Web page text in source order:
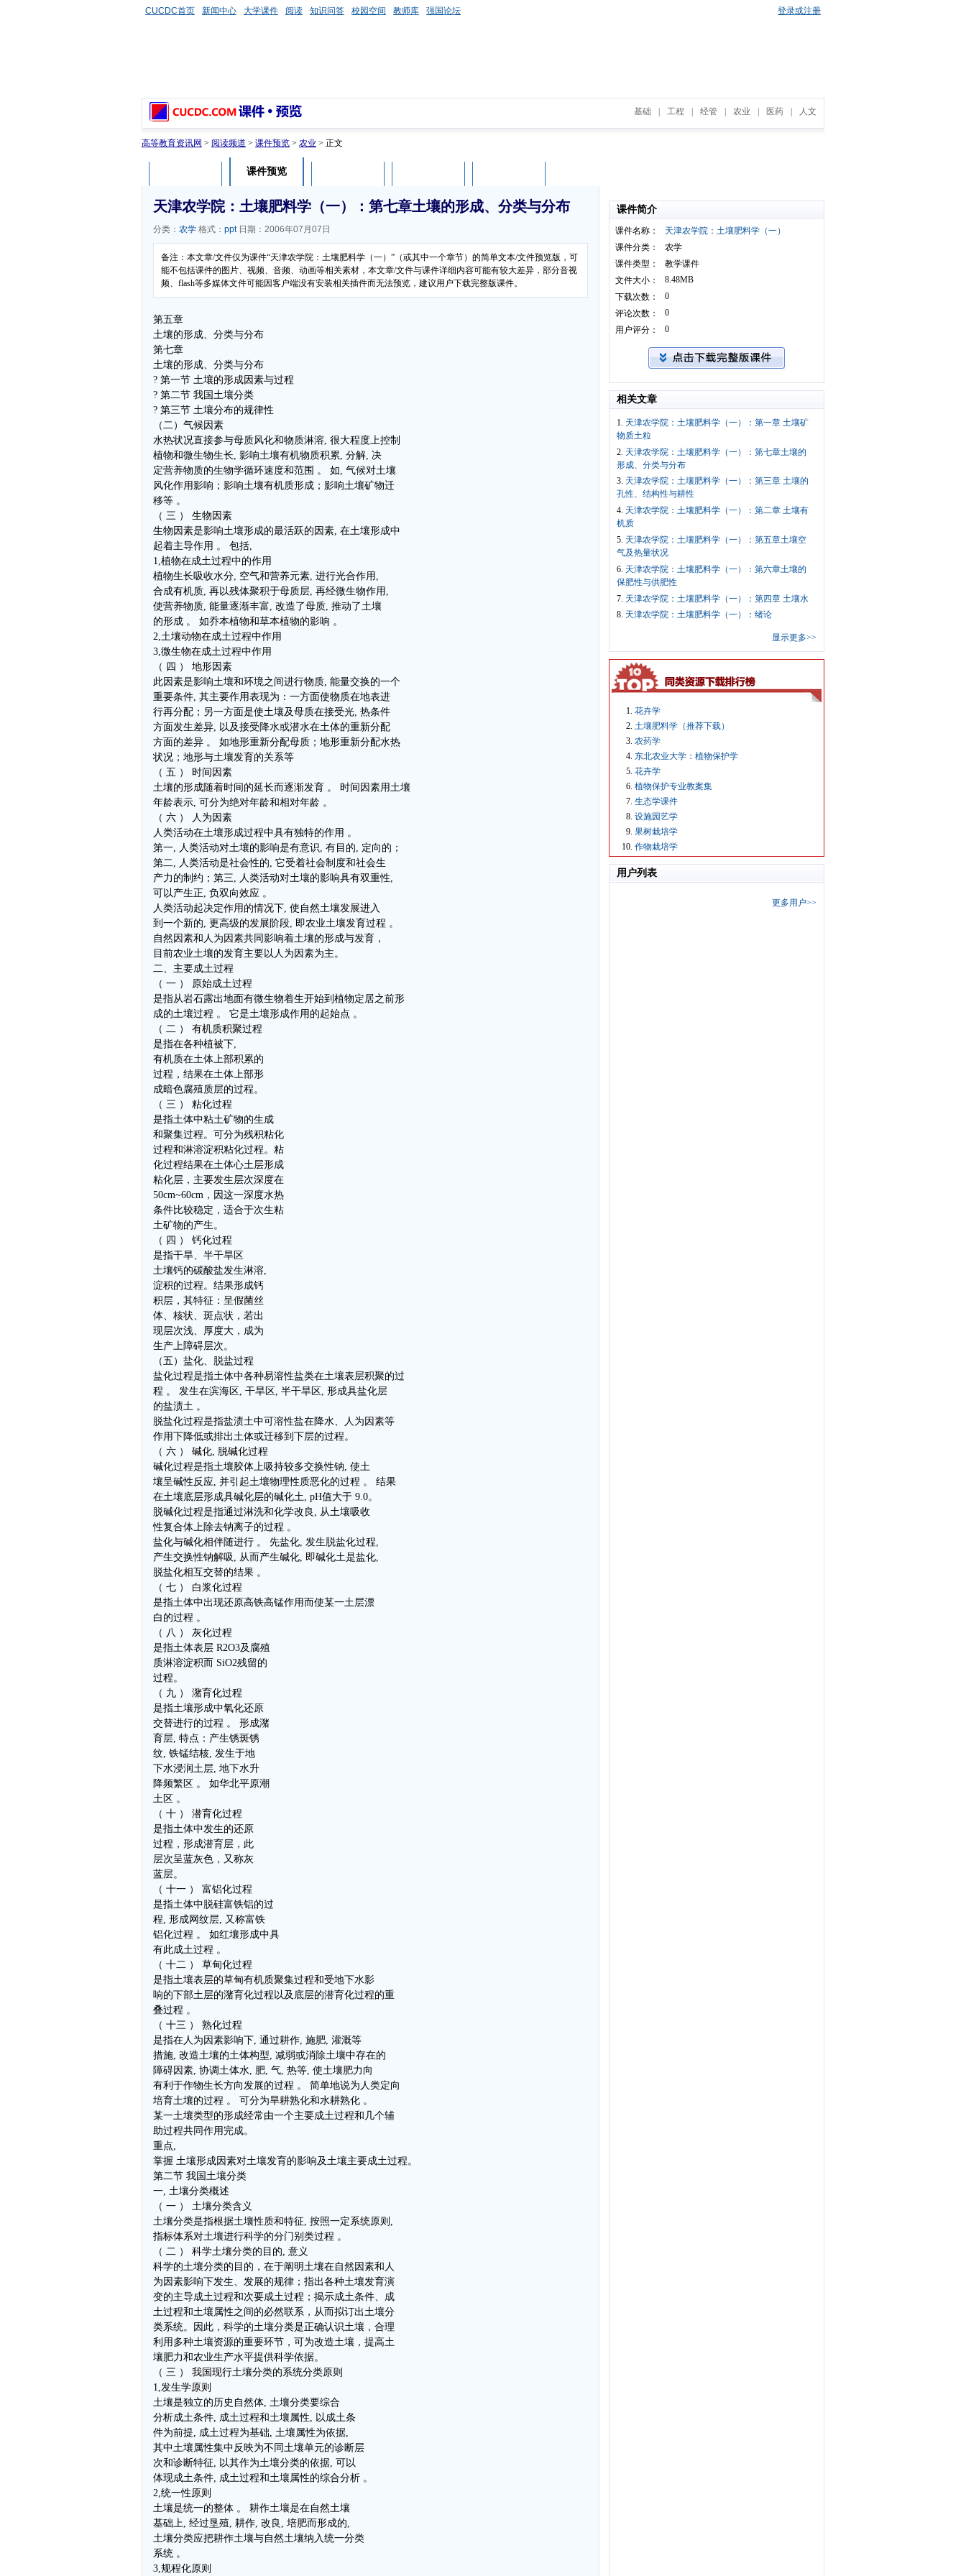
CUCDC首页 新闻中心 大学课件 阅读 知识问答 校园空间 教师库 强国论坛 登录或注册
基础 工程 经管 农业 医药 人文
高等教育资讯网 > 阅读频道 > 课件预览 > 农业 > 正文
课件预览
天津农学院：土壤肥料学（一）：第七章土壤的形成、分类与分布
分类： 农学 格式： ppt日期：2006年07月07日
备注：本文章/文件仅为课件“天津农学院：土壤肥料学（一）”（或其中一个章节）的简单文本/文件预览版，可
能不包括课件的图片、视频、音频、动画等相关素材，本文章/文件与课件详细内容可能有较大差异，部分音视
频、flash等多媒体文件可能因客户端没有安装相关插件而无法预览，建议用户下载完整版课件。
第五章
土壤的形成、分类与分布
第七章
土壤的形成、分类与分布
? 第一节 土壤的形成因素与过程
? 第二节 我国土壤分类
? 第三节 土壤分布的规律性
（二）气候因素
水热状况直接参与母质风化和物质淋溶, 很大程度上控制
植物和微生物生长, 影响土壤有机物质积累, 分解, 决
定营养物质的生物学循环速度和范围 。 如, 气候对土壤
风化作用影响；影响土壤有机质形成；影响土壤矿物迁
移等 。
（ 三 ） 生物因素
生物因素是影响土壤形成的最活跃的因素, 在土壤形成中
起着主导作用 。 包括,
1,植物在成土过程中的作用
植物生长吸收水分, 空气和营养元素, 进行光合作用,
合成有机质, 再以残体聚积于母质层, 再经微生物作用,
使营养物质, 能量逐渐丰富, 改造了母质, 推动了土壤
的形成 。 如乔本植物和草本植物的影响 。
2,土壤动物在成土过程中作用
3,微生物在成土过程中作用
（ 四 ） 地形因素
此因素是影响土壤和环境之间进行物质, 能量交换的一个
重要条件, 其主要作用表现为：一方面使物质在地表进
行再分配；另一方面是使土壤及母质在接受光, 热条件
方面发生差异, 以及接受降水或潜水在土体的重新分配
方面的差异 。 如地形重新分配母质；地形重新分配水热
状况；地形与土壤发育的关系等
（ 五 ） 时间因素
土壤的形成随着时间的延长而逐渐发育 。 时间因素用土壤
年龄表示, 可分为绝对年龄和相对年龄 。
（ 六 ） 人为因素
人类活动在土壤形成过程中具有独特的作用 。
第一, 人类活动对土壤的影响是有意识, 有目的, 定向的；
第二, 人类活动是社会性的, 它受着社会制度和社会生
产力的制约；第三, 人类活动对土壤的影响具有双重性,
可以产生正, 负双向效应 。
人类活动起决定作用的情况下, 使自然土壤发展进入
到一个新的, 更高级的发展阶段, 即农业土壤发育过程 。
自然因素和人为因素共同影响着土壤的形成与发育，
目前农业土壤的发育主要以人为因素为主。
二、主要成土过程
（ 一 ） 原始成土过程
是指从岩石露出地面有微生物着生开始到植物定居之前形
成的土壤过程 。 它是土壤形成作用的起始点 。
（ 二 ） 有机质积聚过程
是指在各种植被下,
有机质在土体上部积累的
过程，结果在土体上部形
成暗色腐殖质层的过程。
（ 三 ） 粘化过程
是指土体中粘土矿物的生成
和聚集过程。可分为残积粘化
过程和淋溶淀积粘化过程。粘
化过程结果在土体心土层形成
粘化层，主要发生层次深度在
50cm~60cm，因这一深度水热
条件比较稳定，适合于次生粘
土矿物的产生。
（ 四 ） 钙化过程
是指干旱、半干旱区
土壤钙的碳酸盐发生淋溶,
淀积的过程。结果形成钙
积层，其特征：呈假菌丝
体、核状、斑点状，若出
现层次浅、厚度大，成为
生产上障碍层次。
（五）盐化、脱盐过程
盐化过程是指土体中各种易溶性盐类在土壤表层积聚的过
程 。 发生在滨海区, 干旱区, 半干旱区, 形成具盐化层
的盐渍土 。
脱盐化过程是指盐渍土中可溶性盐在降水、人为因素等
作用下降低或排出土体或迁移到下层的过程。
（ 六 ） 碱化, 脱碱化过程
碱化过程是指土壤胶体上吸持较多交换性钠, 使土
壤呈碱性反应, 并引起土壤物理性质恶化的过程 。 结果
在土壤底层形成具碱化层的碱化土, pH值大于 9.0。
脱碱化过程是指通过淋洗和化学改良, 从土壤吸收
性复合体上除去钠离子的过程 。
盐化与碱化相伴随进行 。 先盐化, 发生脱盐化过程,
产生交换性钠解吸, 从而产生碱化, 即碱化土是盐化,
脱盐化相互交替的结果 。
（ 七 ） 白浆化过程
是指土体中出现还原高铁高锰作用而使某一土层漂
白的过程 。
（ 八 ） 灰化过程
是指土体表层 R2O3及腐殖
质淋溶淀积而 SiO2残留的
过程。
（ 九 ） 潴育化过程
是指土壤形成中氧化还原
交替进行的过程 。 形成潴
育层, 特点：产生锈斑锈
纹, 铁锰结核, 发生于地
下水浸润土层, 地下水升
降频繁区 。 如华北平原潮
土区 。
（ 十 ） 潜育化过程
是指土体中发生的还原
过程，形成潜育层，此
层次呈蓝灰色，又称灰
蓝层。
（ 十一 ） 富铝化过程
是指土体中脱硅富铁铝的过
程, 形成网纹层, 又称富铁
铝化过程 。 如红壤形成中具
有此成土过程 。
（ 十二 ） 草甸化过程
是指土壤表层的草甸有机质聚集过程和受地下水影
响的下部土层的潴育化过程以及底层的潜育化过程的重
叠过程 。
（ 十三 ） 熟化过程
是指在人为因素影响下, 通过耕作, 施肥, 灌溉等
措施, 改造土壤的土体构型, 减弱或消除土壤中存在的
障碍因素, 协调土体水, 肥, 气, 热等, 使土壤肥力向
有利于作物生长方向发展的过程 。 简单地说为人类定向
培育土壤的过程 。 可分为旱耕熟化和水耕熟化 。
某一土壤类型的形成经常由一个主要成土过程和几个辅
助过程共同作用完成。
重点,
掌握 土壤形成因素对土壤发育的影响及土壤主要成土过程。
第二节 我国土壤分类
一, 土壤分类概述
（ 一 ） 土壤分类含义
土壤分类是指根据土壤性质和特征, 按照一定系统原则,
指标体系对土壤进行科学的分门别类过程 。
（ 二 ） 科学土壤分类的目的, 意义
科学的土壤分类的目的，在于阐明土壤在自然因素和人
为因素影响下发生、发展的规律；指出各种土壤发育演
变的主导成土过程和次要成土过程；揭示成土条件、成
土过程和土壤属性之间的必然联系，从而拟订出土壤分
类系统。因此，科学的土壤分类是正确认识土壤，合理
利用多种土壤资源的重要环节，可为改造土壤，提高土
壤肥力和农业生产水平提供科学依据。
（ 三 ） 我国现行土壤分类的系统分类原则
1,发生学原则
土壤是独立的历史自然体, 土壤分类要综合
分析成土条件, 成土过程和土壤属性, 以成土条
件为前提, 成土过程为基础, 土壤属性为依据,
其中土壤属性集中反映为不同土壤单元的诊断层
次和诊断特征, 以其作为土壤分类的依据, 可以
体现成土条件, 成土过程和土壤属性的综合分析 。
2,统一性原则
土壤是统一的整体 。 耕作土壤是在自然土壤
基础上, 经过垦殖, 耕作, 改良, 培肥而形成的,
土壤分类应把耕作土壤与自然土壤纳入统一分类
系统 。
3,规程化原则
课件简介
课件名称：
天津农学院：土壤肥料学（一）
课件分类：
农学
课件类型：
教学课件
文件大小：
8.48MB
下载次数：
0
评论次数：
0
用户评分：
0
相关文章
1. 天津农学院：土壤肥料学（一）：第一章 土壤矿
物质土粒
2. 天津农学院：土壤肥料学（一）：第七章土壤的
形成、分类与分布
3. 天津农学院：土壤肥料学（一）：第三章 土壤的
孔性、结构性与耕性
4. 天津农学院：土壤肥料学（一）：第二章 土壤有
机质
5. 天津农学院：土壤肥料学（一）：第五章土壤空
气及热量状况
6. 天津农学院：土壤肥料学（一）：第六章土壤的
保肥性与供肥性
7. 天津农学院：土壤肥料学（一）：第四章 土壤水
8. 天津农学院：土壤肥料学（一）：绪论
显示更多>>
花卉学
土壤肥料学（推荐下载）
农药学
东北农业大学：植物保护学
花卉学
植物保护专业教案集
生态学课件
设施园艺学
果树栽培学
作物栽培学
用户列表
更多用户>>